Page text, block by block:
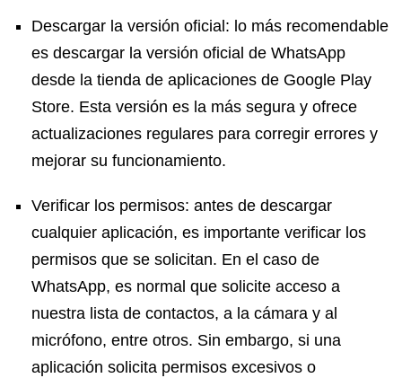
Descargar la versión oficial: lo más recomendable
es descargar la versión oficial de WhatsApp
desde la tienda de aplicaciones de Google Play
Store. Esta versión es la más segura y ofrece
actualizaciones regulares para corregir errores y
mejorar su funcionamiento.
Verificar los permisos: antes de descargar
cualquier aplicación, es importante verificar los
permisos que se solicitan. En el caso de
WhatsApp, es normal que solicite acceso a
nuestra lista de contactos, a la cámara y al
micrófono, entre otros. Sin embargo, si una
aplicación solicita permisos excesivos o